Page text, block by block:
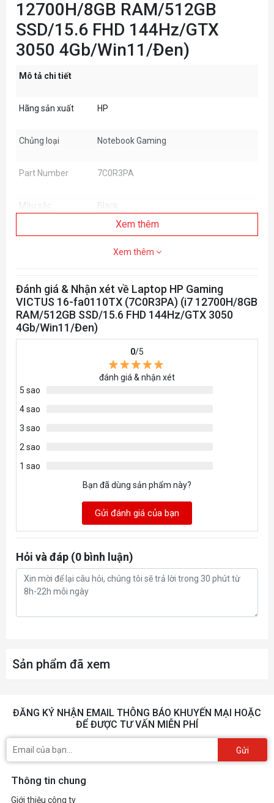
12700H/8GB RAM/512GB
SSD/15.6 FHD 144Hz/GTX
3050 4Gb/Win11/Đen)
Mô tả chi tiết
Hãng sản xuất HP
Chủng loại Notebook Gaming
Part Number 7C0R3PA
Mầu sắc Black
Intel®Core™i7-12700H (up to 4.7 GHz
with Intel®Turbo Boost Technology, 24
Chipset Intel
Bộ nhớ trong 1 x 8 GB DDR4 3200 MHZ
2 khe
Dung lượng tối đa
VGA
Ổ cứng
Không
Màn hình 15.6" FHD
Giao tiếp không
Bluetooth® 5.2 combo (supporting
gigabit data rate)
Cổng giao tiếp
Xem thêm
Xem thêm
Đánh giá & Nhận xét về Laptop HP Gaming
VICTUS 16-fa0110TX (7C0R3PA) (i7 12700H/8GB
RAM/512GB SSD/15.6 FHD 144Hz/GTX 3050
4Gb/Win11/Đen)
0/5
đánh giá & nhận xét
5 sao
4 sao
3 sao
2 sao
1 sao
Bạn đã dùng sản phẩm này?
Gửi đánh giá của bạn
Hỏi và đáp (0 bình luận)
Sản phẩm đã xem
ĐĂNG KÝ NHẬN EMAIL THÔNG BÁO KHUYẾN MẠI HOẶC
ĐỂ ĐƯỢC TƯ VẤN MIỄN PHÍ
Gửi
Thông tin chung
Giới thiệu công ty